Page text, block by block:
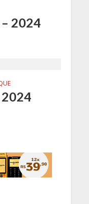
2024
2024